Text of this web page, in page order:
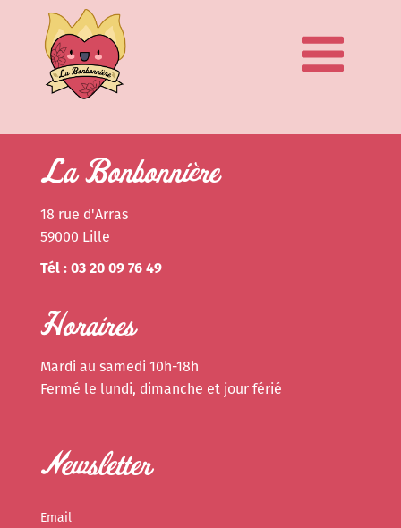
La Bonbonnière
18 rue d'Arras
59000 Lille
Tél : 03 20 09 76 49
Horaires
Mardi au samedi 10h-18h
Fermé le lundi, dimanche et jour férié
Newsletter
Email